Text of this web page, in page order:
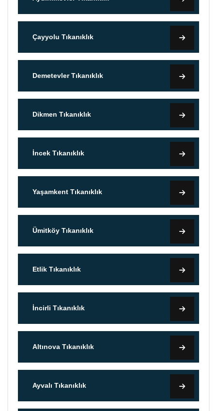
Çayyolu Tıkanıklık
Demetevler Tıkanıklık
Dikmen Tıkanıklık
İncek Tıkanıklık
Yaşamkent Tıkanıklık
Ümitköy Tıkanıklık
Etlik Tıkanıklık
İncirli Tıkanıklık
Altınova Tıkanıklık
Ayvalı Tıkanıklık